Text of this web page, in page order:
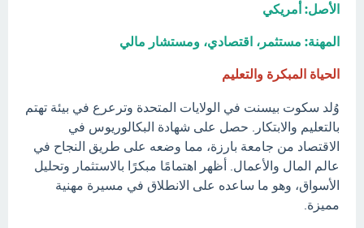
الأصل: أمريكي
المهنة: مستثمر، اقتصادي، ومستشار مالي
الحياة المبكرة والتعليم
وُلد سكوت بيسنت في الولايات المتحدة وترعرع في بيئة تهتم
بالتعليم والابتكار. حصل على شهادة البكالوريوس في
الاقتصاد من جامعة بارزة، مما وضعه على طريق النجاح في
عالم المال والأعمال. أظهر اهتمامًا مبكرًا بالاستثمار وتحليل
الأسواق، وهو ما ساعده على الانطلاق في مسيرة مهنية
مميزة.